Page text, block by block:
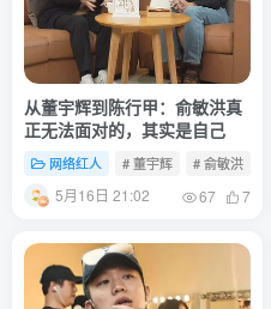
从董宇辉到陈行甲：俞敏洪真
正无法面对的，其实是自己
网络红人 # 董宇辉 # 俞敏洪
5月16日 21:02 67 7